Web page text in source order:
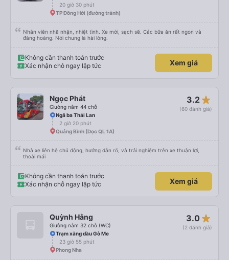
20 giờ 30 phút
TP Đồng Hới (đường tránh)
Nhân viên nhã nhặn, nhiệt tình. Xe mới, sạch sẽ. Các bữa ăn rất ngon và
đàng hoàng. Nói chung là hài lòng.
Không cần thanh toán trước
Xác nhận chỗ ngay lập tức
Xem giá
Ngọc Phát
Giường nằm 44 chỗ
3.2 star_rate
(60 đánh giá)
Ngã ba Thái Lan
2 giờ 20 phút
Quảng Bình (Dọc QL 1A)
Nhà xe liên hệ chủ động, hướng dẫn rõ, và trải nghiệm trên xe thuận lợi,
thoải mái
Không cần thanh toán trước
Xác nhận chỗ ngay lập tức
Xem giá
Quỳnh Hằng
Giường nằm 32 chỗ (WC)
3.0 star_rate
(2 đánh giá)
Trạm xăng dầu Gò Me
23 giờ 55 phút
Phong Nha